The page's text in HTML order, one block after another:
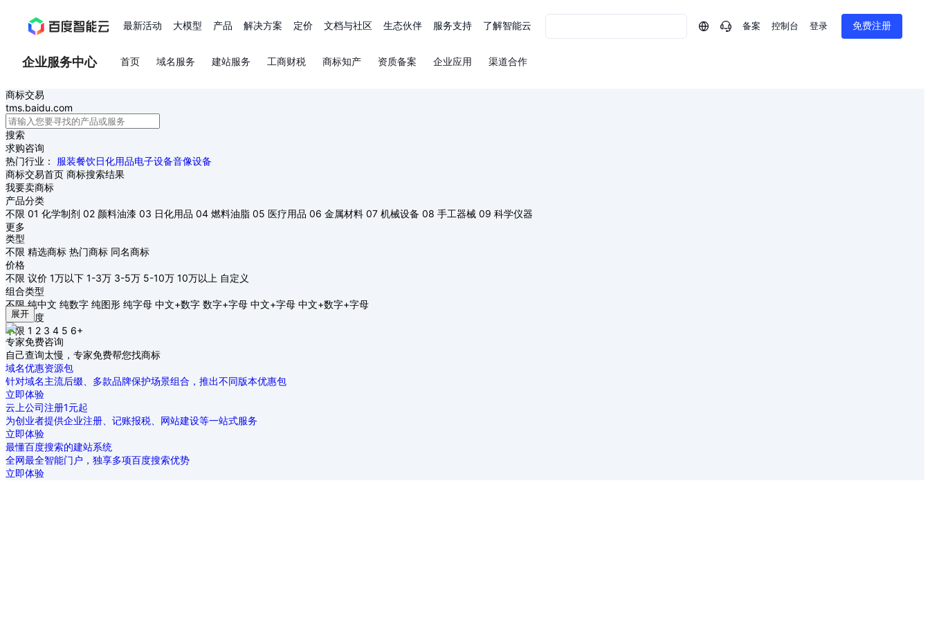
最新活动 大模型 产品 解决方案 定价 文档与社区 生态伙伴 服务支持 了解智能云 备案 控制台 登录 免费注册
企业服务中心 首页 域名服务 建站服务 工商财税 商标知产 资质备案 企业应用 渠道合作
商标交易
tms.baidu.com
搜索
求购咨询
热门行业：
服装餐饮日化用品电子设备音像设备
商标交易首页 商标搜索结果
我要卖商标
产品分类
不限 01 化学制剂 02 颜料油漆 03 日化用品 04 燃料油脂 05 医疗用品 06 金属材料 07 机械设备 08 手工器械 09 科学仪器
更多
类型
不限 精选商标 热门商标 同名商标
价格
不限 议价 1万以下 1-3万 3-5万 5-10万 10万以上 自定义
组合类型
不限纯中文 纯数字 纯图形 纯字母 中文+数字 数字+字母 中文+字母 中文+数字+字母
商标长度
不限 1 2 3 4 5 6+
展开
专家免费咨询
自己查询太慢，专家免费帮您找商标
域名优惠资源包
针对域名主流后缀、多款品牌保护场景组合，推出不同版本优惠包
立即体验
云上公司注册1元起
为创业者提供企业注册、记账报税、网站建设等一站式服务
立即体验
最懂百度搜索的建站系统
全网最全智能门户，独享多项百度搜索优势
立即体验